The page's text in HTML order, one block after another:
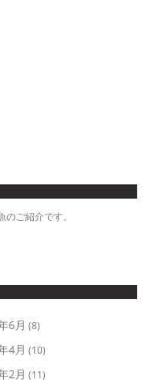
ご紹介です。
6月 (8)
4月 (10)
2月 (11)